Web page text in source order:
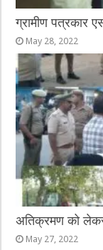
ग्रामीण पत्रकार
May 28, 2022
अतिक्रमण को लेकर
May 27, 2022